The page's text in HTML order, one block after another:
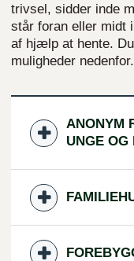
trivsel, sidder inde
står foran eller midt
af hjælp at hente.
muligheder nedenfor.
ANONYM
UNGE OG